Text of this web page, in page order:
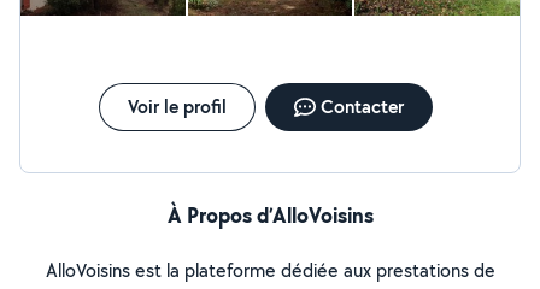
Voir le profil Contacter
À Propos d’AlloVoisins
AlloVoisins est la plateforme dédiée aux prestations de